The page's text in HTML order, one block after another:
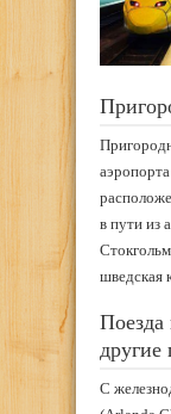
в пути из
шведская
Поезда
С